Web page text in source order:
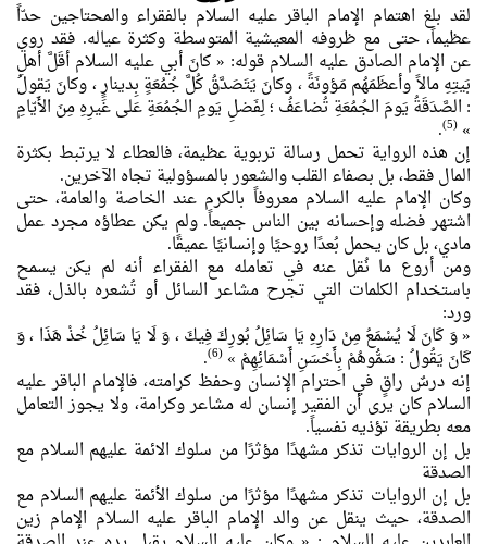
لقد بلغ اهتمام الإمام الباقر عليه السلام بالفقراء والمحتاجين حدّاً
عظيماً، حتى مع ظروفه المعيشية المتوسطة وكثرة عياله. فقد روي
عن الإمام الصادق عليه السلام قوله: « كانَ أبي عليه السلام أقَلَّ أهلِ
بَيتِهِ مالاً وأعظَمَهُم مَؤونَةً ، وكانَ يَتَصَدَّقُ كُلَّ جُمُعَةٍ بِدينارٍ ، وكانَ يَقولُ
: الصَّدَقَةُ يَومَ الجُمُعَةِ تُضاعَفُ ؛ لِفَضلِ يَومِ الجُمُعَةِ عَلى غَيرِهِ مِنَ الأَيّامِ
»
(5)
.
إن هذه الرواية تحمل رسالة تربوية عظيمة، فالعطاء لا يرتبط بكثرة
المال فقط، بل بصفاء القلب والشعور بالمسؤولية تجاه الآخرين.
وكان الإمام عليه السلام معروفاً بالكرم عند الخاصة والعامة، حتى
اشتهر فضله وإحسانه بين الناس جميعاً. ولم يكن عطاؤه مجرد عمل
مادي، بل كان يحمل بُعدًا روحيًا وإنسانيًا عميقًا.
ومن أروع ما نُقل عنه في تعامله مع الفقراء أنه لم يكن يسمح
باستخدام الكلمات التي تجرح مشاعر السائل أو تُشعره بالذل، فقد
ورد:
« وَ كَانَ لَا يُسْمَعُ مِنْ دَارِهِ يَا سَائِلُ بُورِكَ فِيكَ ، وَ لَا يَا سَائِلُ خُذْ هَذَا ، وَ
كَانَ يَقُولُ : سَمُّوهُمْ بِأَحْسَنِ أَسْمَائِهِمْ » (6)
.
إنه درسٌ راقٍ في احترام الإنسان وحفظ كرامته، فالإمام الباقر عليه
السلام كان يرى أن الفقير إنسان له مشاعر وكرامة، ولا يجوز التعامل
معه بطريقة تؤذيه نفسياً.
بل إن الروايات تذكر مشهدًا مؤثرًا من سلوك الائمة عليهم السلام مع
الصدقة
بل إن الروايات تذكر مشهدًا مؤثرًا من سلوك الأئمة عليهم السلام مع
الصدقة، حيث ينقل عن والد الإمام الباقر عليه السلام الإمام زين